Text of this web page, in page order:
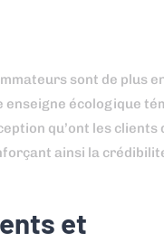
sont de plus
écologique
qu’ont les clients
ainsi la
et